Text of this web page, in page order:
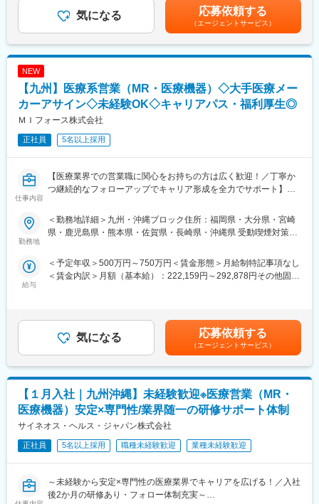
自身の成果や頑張りが客観的に評価され、年収に反映されます。
また、在籍年数が増えると永年勤続報奨金や四半期一時金などの
手当もアップします。つまり、やりがいや努力がきちんと報われ
る報酬制度になっています。
配属後は担当マネージャーが丁寧に支援します。日々の仕事の悩
みや、キャリア形成の相談等、伴走者として活躍をサポートしま
す。また知識・スキルレベルを上げるために様々な研修をご用意
しています。
変更の範囲：会社の定める業務
少しでも医療業界でキャリア形成したい！というお気持ちのある
方はカジュアル面談からの参加でも構いませんので一度ご応募く
ださい！
他では見かけないような大手メーカーの案件や最先端製品の案件
を保有しています。また、原則的に一時的な補充要員としてでは
なく将来的なメーカーへの転籍（メーカー雇用への切り替え）も
視野に入れた内容でPJを受諾しています。これを可能にしている
背景としては、他社CSOに比べて、比較的少数規模を保って運営
を行っているからこそプロジェクトマネージャーの目が行き届く
■入社後も強力なバックアップを受けられます！
があればいつでも連絡できる距離感です。1～2カ月に一度の面談
も実施しており、日々の業務だけでなく中長期的な視点での相談
制度により、キャリアや年収アップに向けた目標を定めやすい環
境です。
ています。これも比較的少数規模に抑えて運営を行っているから
こそ実現ができていることであり、強みの部分です。
■数字で見るEPファーマライン（2025年10月時点）：
・従業員数1400名以上／入社3年以内の離職率6%
・男女比4:6
・有給取得率70%
・産休産後休暇取得率100%／育休復帰率95%
・医療系有資格者：1040名在籍
・従業員平均年齢：従業員平均年齢37.1歳
気になる 応募依頼する
（エージェントサービス）
NEW
【九州】医療系営業（MR・医療機器）◇大手医療メー
カーアサイン◇未経験OK◇キャリアパス・福利厚生◎
ＭＩフォース株式会社
正社員 5名以上採用
仕事内容
【医療業界での営業職に関心をお持ちの方は広く歓迎！／丁寧か
つ継続的なフォローアップでキャリア形成を全力でサポート】
■業務内容：
医療系総合職として製薬メーカーや医療機器メーカー等業務を委
クトへアサイン予定です。グローバルトップメーカーなど様々な
PJTに携わる事が出来ます。
◎医療機器営業
医師や医療機器を扱う医療従事者に医療機器の情報提供や販売を
行います。販売だけでなく、実際使用する際のトレーニングサポ
ートやアフターフォローまで手掛けることが特徴で、医療の現場
を実感できる活動ができます。
◎MR（医薬情報担当者）
医師や薬剤師、看護師など医療従事者に医薬品の効果や副作用な
どの情報提供や情報収集を行います。患者さんのQOL改善に向
け、日々最新情報を学習し医療の一旦を担う専門性の高い活動が
できます。
入社後は導入研修を受講。アサイン先企業の研修などフォロー体
制は万全で、医療機器営業に必要な製品知識や業界の知識は入社
勤務地
＜勤務地詳細＞九州・沖縄ブロック住所：福岡県・大分県・宮崎
県・鹿児島県・熊本県・佐賀県・長崎県・沖縄県 受動喫煙対策：
含む）
給与
＜予定年収＞500万円～750万円＜賃金形態＞月給制特記事項なし
＜賃金内訳＞月額（基本給）：222,159円～292,878円その他固定
含む）＜昇給有無＞有＜残業手当＞有＜給与補足＞業績に応じて
インセンティブあり賃金はあくまでも目安の金額であり、選考を
通じて上下する可能性があります。月給(月額)は固定手当を含めた
表記です。
気になる 応募依頼する
（エージェントサービス）
【１月入社｜九州沖縄】未経験歓迎※医療営業（MR・
医療機器）安定×専門性/業界随一の研修サポート体制
サイネオス・ヘルス・ジャパン株式会社
正社員 5名以上採用 職種未経験歓迎 業種未経験歓迎
～未経験から安定×専門性の医療業界でキャリアを広げる！／入社
後2か月の研修あり・フォロー体制充実～